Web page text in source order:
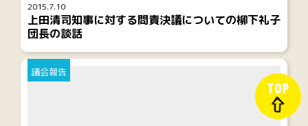
2015.7.10
上田清司知事に対する問責決議についての柳下礼子
団長の談話
議会報告